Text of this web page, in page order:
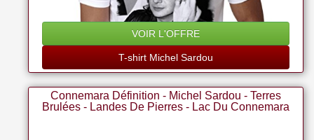
VOIR L'OFFRE
T-shirt Michel Sardou
Connemara Définition - Michel Sardou - Terres
Brulées - Landes De Pierres - Lac Du Connemara